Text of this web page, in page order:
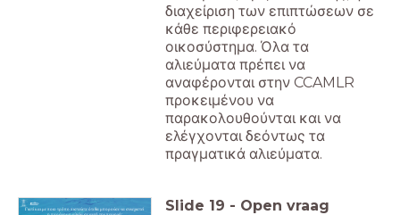
διαχείριση των επιπτώσεων σε
κάθε περιφερειακό
οικοσύστημα. Όλα τα
αλιεύματα πρέπει να
αναφέρονται στην CCAMLR
προκειμένου να
παρακολουθούνται και να
ελέγχονται δεόντως τα
πραγματικά αλιεύματα.
Γιατί και με ποιο τρόπο πιστεύετε ότι θα μπορούσε να συνεχιστεί
η παράνομη αλιεία σε αυτή την περιοχή;
Slide 19 - Open vraag